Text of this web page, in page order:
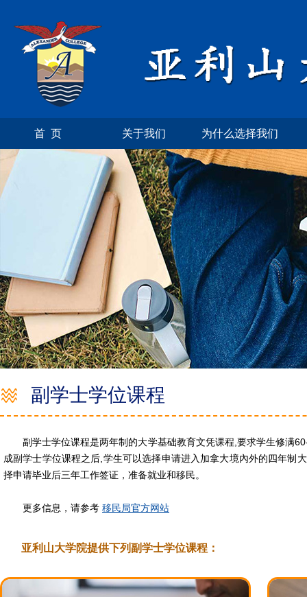
首 页 关于我们 为什么选择我们
副学士学位课程
副学士学位课程是两年制的大学基础教育文凭课程,要求学生修满
成副学士学位课程之后,学生可以选择申请进入加拿大境內外的四年制
择申请毕业后三年工作签证，准备就业和移民。
更多信息，请参考 移民局官方网站
亚利山大学院提供下列副学士学位课程：